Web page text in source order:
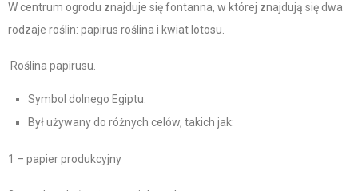
W centrum ogrodu znajduje się fontanna, w której znajdują się dwa
rodzaje roślin: papirus roślina i kwiat lotosu.
Roślina papirusu.
Symbol dolnego Egiptu.
Był używany do różnych celów, takich jak:
1 – papier produkcyjny